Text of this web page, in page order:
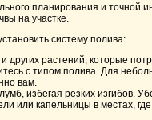
планирования и
на участке.
систему полива:
других растений, которые
с типом полива. Для
вам.
избегая резких изгибов.
или капельницы в местах,